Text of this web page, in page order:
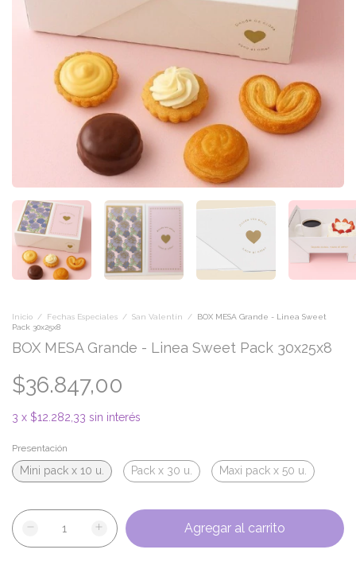
Inicio / Fechas Especiales / San Valentín /
BOX MESA Grande - Linea Sweet
Pack 30x25x8
BOX MESA Grande - Linea Sweet Pack 30x25x8
$36.847,00
3 x $12.282,33 sin interés
Presentación
Mini pack x 10 u. Pack x 30 u. Maxi pack x 50 u.